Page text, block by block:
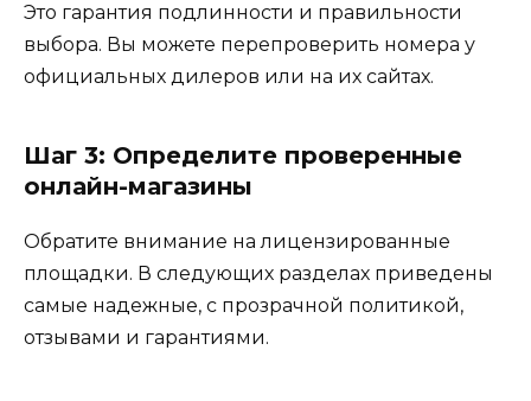
Это гарантия подлинности и правильности
выбора. Вы можете перепроверить номера у
официальных дилеров или на их сайтах.
Шаг 3: Определите проверенные
онлайн-магазины
Обратите внимание на лицензированные
площадки. В следующих разделах приведены
самые надежные, с прозрачной политикой,
отзывами и гарантиями.